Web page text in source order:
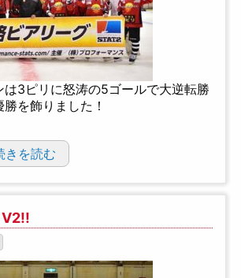
は3ピリに怒涛の5ゴールで大逆転勝
を飾りました！
きを読む
V2!!